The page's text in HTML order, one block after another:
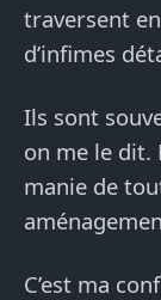
traversent
d’infimes
Ils sont
on me le dit.
manie de
C’est ma